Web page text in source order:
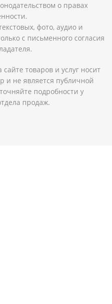
о правах
фото, аудио и
с письменного согласия
товаров и услуг носит
и не является публичной
подробности у
продаж.